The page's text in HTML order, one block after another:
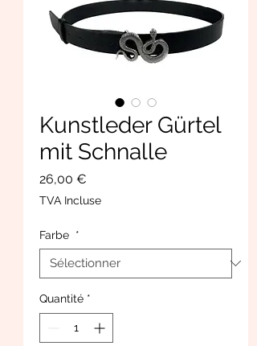
Kunstleder Gürtel
mit Schnalle
26,00 €
TVA Incluse
Farbe *
Quantité *